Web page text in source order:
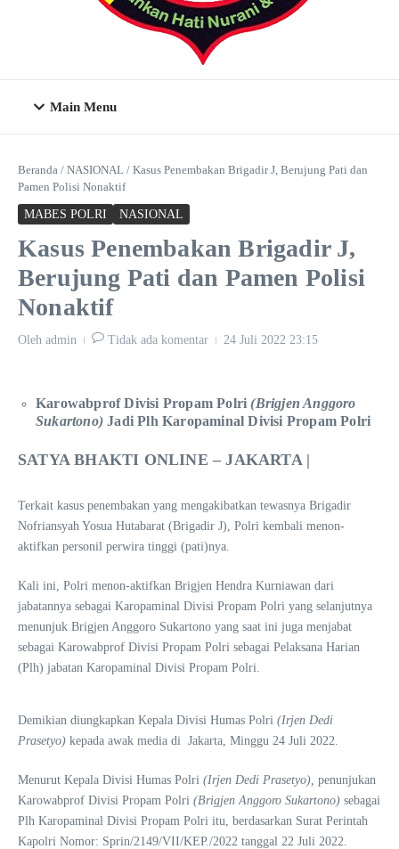
Main Menu
Beranda / NASIONAL / Kasus Penembakan Brigadir J, Berujung Pati dan
Pamen Polisi Nonaktif
MABES POLRI NASIONAL
Kasus Penembakan Brigadir J,
Berujung Pati dan Pamen Polisi
Nonaktif
Oleh admin Tidak ada komentar 24 Juli 2022 23:15
Karowabprof Divisi Propam Polri(Brigjen Anggoro
Sukartono) Jadi Plh Karopaminal Divisi Propam Polri
SATYA BHAKTI ONLINE – JAKARTA |
Terkait kasus penembakan yang mengakibatkan tewasnya Brigadir
Nofriansyah Yosua Hutabarat (Brigadir J), Polri kembali menon-
aktifkan personil perwira tinggi (pati)nya.
Kali ini, Polri menon-aktifkan Brigjen Hendra Kurniawan dari
jabatannya sebagai Karopaminal Divisi Propam Polri yang selanjutnya
menunjuk Brigjen Anggoro Sukartono yang saat ini juga menjabat
sebagai Karowabprof Divisi Propam Polri sebagai Pelaksana Harian
(Plh) jabatan Karopaminal Divisi Propam Polri.
Demikian diungkapkan Kepala Divisi Humas Polri (Irjen Dedi
Prasetyo) kepada awak media di Jakarta, Minggu 24 Juli 2022.
Menurut Kepala Divisi Humas Polri (Irjen Dedi Prasetyo), penunjukan
Karowabprof Divisi Propam Polri (Brigjen Anggoro Sukartono) sebagai
Plh Karopaminal Divisi Propam Polri itu, berdasarkan Surat Perintah
Kapolri Nomor: Sprin/2149/VII/KEP./2022 tanggal 22 Juli 2022.